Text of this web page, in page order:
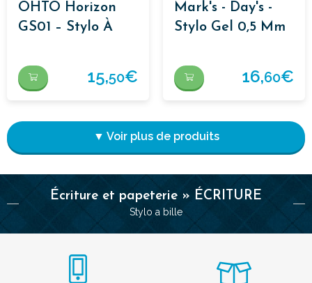
Écriture et papeterie » ÉCRITURE
Stylo a bille
OHTO Horizon
GS01 – Stylo À
15,50€
Mark's - Day's -
Stylo Gel 0,5 Mm
Couleurs
16,60€
▼ Voir plus de produits